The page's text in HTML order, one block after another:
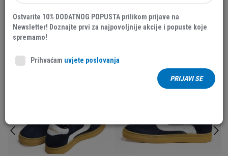
Ostvarite 10% DODATNOG POPUSTA prilikom prijave na
Newsletter! Doznajte prvi za najpovoljnije akcije i popuste koje
spremamo!
Prihvaćam uvjete poslovanja
PRIJAVI SE